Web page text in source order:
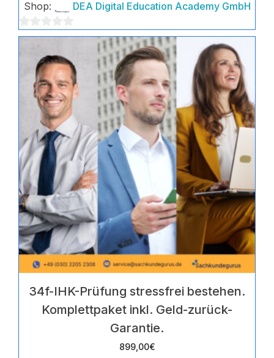
Shop: DEA Digital Education Academy GmbH
0
34f-IHK-Prüfung stressfrei bestehen.
Komplettpaket inkl. Geld-zurück-
Garantie.
899,00€